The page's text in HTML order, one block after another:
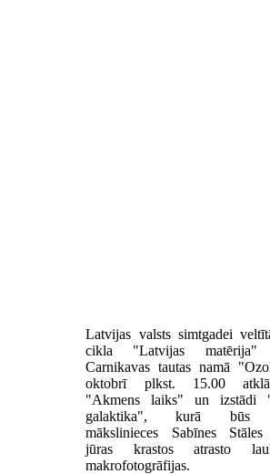
Latvijas valsts simtgadei
cikla "Latvijas matērija"
Carnikavas tautas namā
oktobrī plkst. 15.00
"Akmens laiks" un izstādi
galaktika", kurā būs
mākslinieces Sabīnes
jūras krastos atrasto
makrofotogrāfijas.